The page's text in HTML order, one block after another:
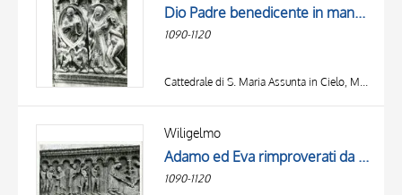
Dio Padre benedicente in mandorla tra angeli, Creazione di Adamo
1090-1120
Cattedrale di S. Maria Assunta in Cielo, Modena
Wiligelmo
Adamo ed Eva rimproverati da Dio, Cacciata di Adamo ed Eva dal paradiso terrestre, Adamo ed Eva al lavoro
1090-1120